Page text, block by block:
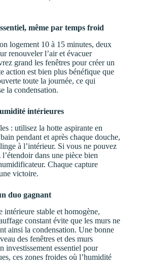
même par temps froid
logement 10 à 15 minutes, deux
renouveler l’air et évacuer
grand les fenêtres pour créer un
action est bien plus bénéfique que
toute la journée, ce qui
la condensation.
intérieures
: utilisez la hotte aspirante en
pendant et après chaque douche,
à l’intérieur. Si vous ne pouvez
dans une pièce bien
Chaque capture
victoire.
duo gagnant
intérieure stable et homogène,
constant évite que les murs ne
ainsi la condensation. Une bonne
des fenêtres et des murs
investissement essentiel pour
ces zones froides où l’humidité